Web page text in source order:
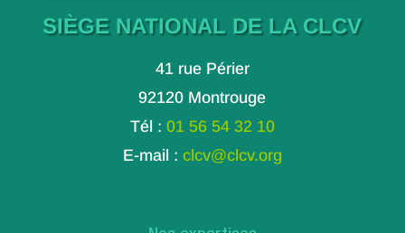
SIÈGE NATIONAL DE LA CLCV
41 rue Périer
92120 Montrouge
Tél : 01 56 54 32 10
E-mail : clcv@clcv.org